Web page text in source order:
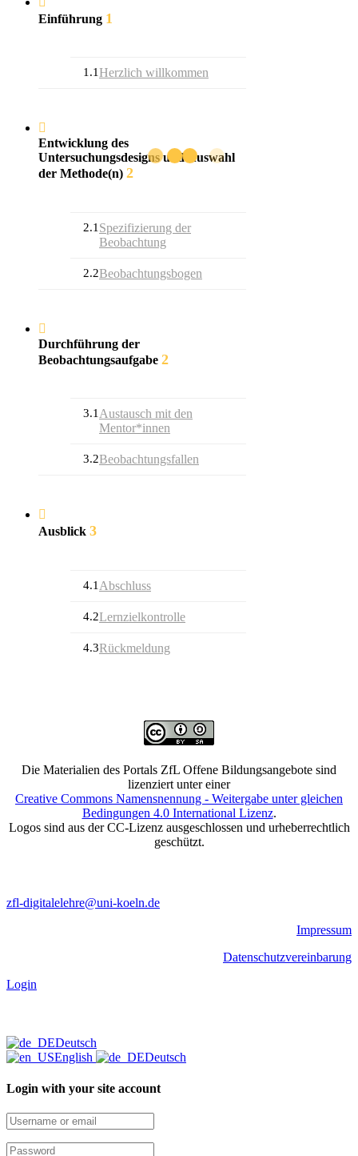
Einführung 1
1.1Herzlich willkommen
Entwicklung des
Untersuchungsdesigns und Auswahl
der Methode(n) 2
2.1 Spezifizierung der
Beobachtung
2.2Beobachtungsbogen
Durchführung der
Beobachtungsaufgabe 2
3.1 Austausch mit den
Mentor*innen
3.2Beobachtungsfallen
Ausblick 3
4.1 Abschluss
4.2Lernzielkontrolle
4.3Rückmeldung
Die Materialien des Portals ZfL Offene Bildungsangebote sind
lizenziert unter einer
Creative Commons Namensnennung - Weitergabe unter gleichen
Bedingungen 4.0 International Lizenz.
Logos sind aus der CC-Lizenz ausgeschlossen und urheberrechtlich
geschützt.
zfl-digitalelehre@uni-koeln.de
Impressum
Datenschutzvereinbarung
Login
Deutsch
English
Deutsch
Login with your site account